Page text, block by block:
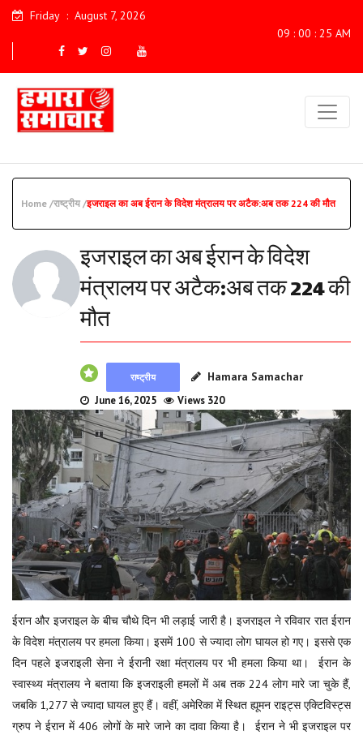
Friday : August 7, 2026
09 : 00 : 26 AM
Home /राष्ट्रीय /इजराइल का अब ईरान के विदेश मंत्रालय पर अटैक:अब तक 224 की मौत
इजराइल का अब ईरान के विदेश
मंत्रालय पर अटैक:अब तक 224 की
मौत
राष्ट्रीय Hamara Samachar
June 16, 2025 Views 320
ईरान और इजराइल के बीच चौथे दिन भी लड़ाई जारी है। इजराइल ने रविवार रात ईरान
के विदेश मंत्रालय पर हमला किया। इसमें 100 से ज्यादा लोग घायल हो गए। इससे एक
दिन पहले इजराइली सेना ने ईरानी रक्षा मंत्रालय पर भी हमला किया था। ईरान के
स्वास्थ्य मंत्रालय ने बताया कि इजराइली हमलों में अब तक 224 लोग मारे जा चुके हैं,
जबकि 1,277 से ज्यादा घायल हुए हैं। वहीं, अमेरिका में स्थित ह्यूमन राइट्स एक्टिविस्ट्स
ग्रुप ने ईरान में 406 लोगों के मारे जाने का दावा किया है। ईरान ने भी इजराइल पर